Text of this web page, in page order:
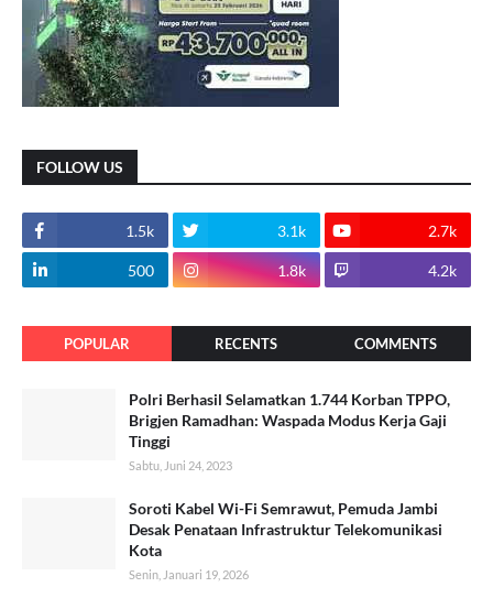
FOLLOW US
1.5k 3.1k 2.7k
500 1.8k 4.2k
POPULAR RECENTS COMMENTS
Polri Berhasil Selamatkan 1.744 Korban TPPO,
Brigjen Ramadhan: Waspada Modus Kerja Gaji
Tinggi
Sabtu, Juni 24, 2023
Soroti Kabel Wi-Fi Semrawut, Pemuda Jambi
Desak Penataan Infrastruktur Telekomunikasi
Kota
Senin, Januari 19, 2026